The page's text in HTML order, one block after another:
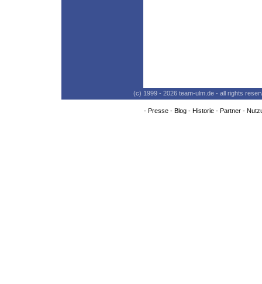
(c) 1999 - 2026 team-ulm.de - all rights
- Presse- Blog- Historie- Partner-